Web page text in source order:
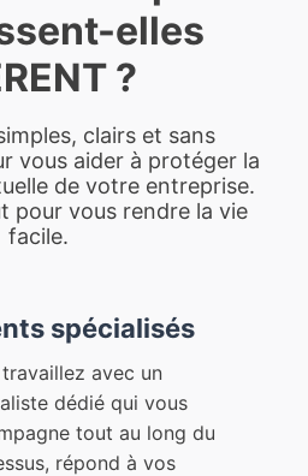
elles
?
clairs et sans
vous aider à protéger la
de votre entreprise.
pour vous rendre la vie
facile.
spécialisés
avec un
dédié qui vous
tout au long du
répond à vos